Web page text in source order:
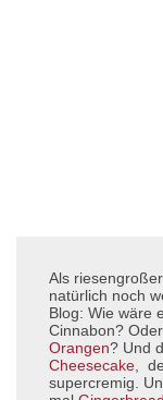
Als
natürlich noch
Blog: Wie wäre
Cinnabon?
Orangen? Und
Cheesecake ,
supercremig.